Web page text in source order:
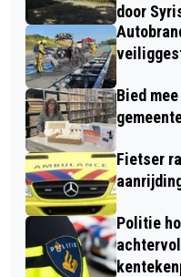
door
Bied
Fietser
Politie